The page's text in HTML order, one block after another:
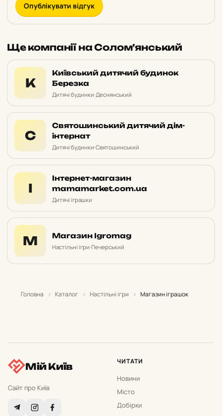
Опублікувати відгук
Ще компанії на Солом’янський
К
Київський дитячий будинок
Березка
Дитячі будинки·Деснянський
С
Святошинський дитячий дім-
інтернат
Дитячі будинки·Святошинський
І
Інтернет-магазин
mamamarket.com.ua
Дитячі іграшки
М Магазин Igromag
Настільні ігри·Печерський
Головна › Каталог › Настільні ігри › Магазин іграшок
Мій Київ
Сайт про Київ
ЧИТАТИ
Новини
Місто
Добірки